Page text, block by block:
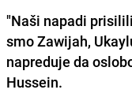
"Naši napadi
smo Zawijah,
napreduje da
Hussein.